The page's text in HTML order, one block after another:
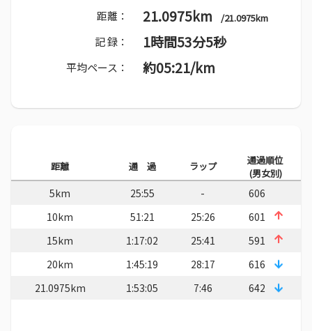
距離： 21.0975km /21.0975km
記 録： 1時間53分5秒
平均ペース： 約05:21/km
距離 通 過 ラップ
通過順位
(男女別)
5km 25:55 -
606
10km
51:21 25:26
601
15km
1:17:02 25:41
591
20km
1:45:19 28:17
616
21.0975km
1:53:05 7:46 642